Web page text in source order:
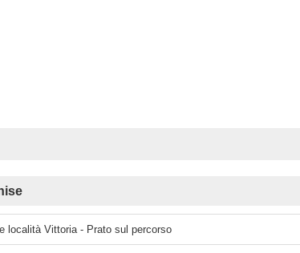
località Vittoria - Prato sul percorso